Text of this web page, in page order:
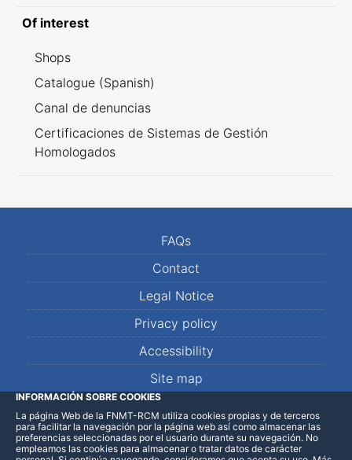
Of interest
Shops
Catalogue (Spanish)
Canal de denuncias
Certificaciones de Sistemas de Gestión
Homologados
FAQs
Contact
Legal Notice
Privacy policy
Accessibility
Site map
LinkedInFacebookWhatsApp
INFORMACIÓN SOBRE COOKIES
La página Web de la FNMT-RCM utiliza cookies propias y de terceros
para facilitar la navegación por la página web así como almacenar las
preferencias seleccionadas por el usuario durante su navegación. No
empleamos las cookies para almacenar o tratar datos de carácter